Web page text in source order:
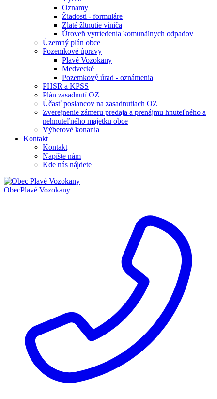
Oznamy
Žiadosti - formuláre
Zlaté žltnutie viniča
Úroveň vytriedenia komunálnych odpadov
Územný plán obce
Pozemkové úpravy
Plavé Vozokany
Medvecké
Pozemkový úrad - oznámenia
PHSR a KPSS
Plán zasadnutí OZ
Účasť poslancov na zasadnutiach OZ
Zverejnenie zámeru predaja a prenájmu hnuteľného a
nehnuteľného majetku obce
Výberové konania
Kontakt
Kontakt
Napíšte nám
Kde nás nájdete
ObecPlavé Vozokany